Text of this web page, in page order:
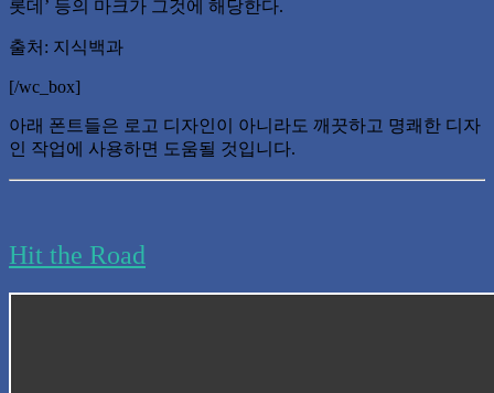
롯데’ 등의 마크가 그것에 해당한다.
출처: 지식백과
[/wc_box]
아래 폰트들은 로고 디자인이 아니라도 깨끗하고 명쾌한 디자
인 작업에 사용하면 도움될 것입니다.
Hit the Road